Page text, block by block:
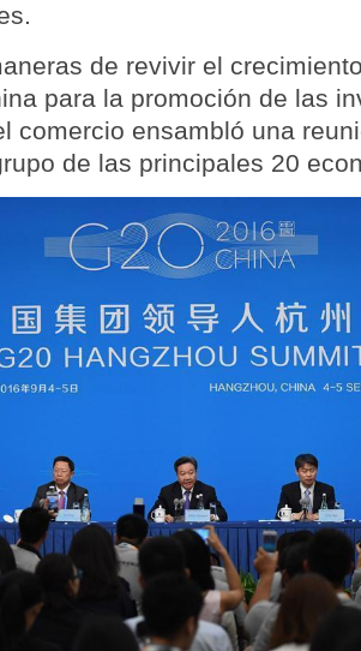
de revivir el
para la promoción de las
comercio ensambló una
de las principales 20